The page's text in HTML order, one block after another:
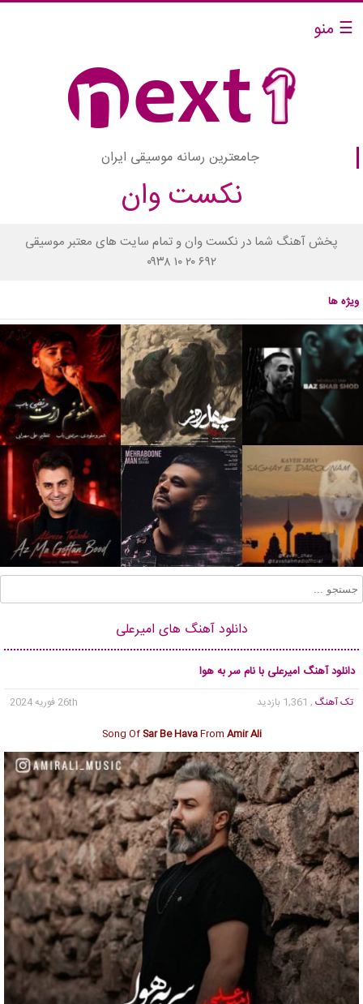
☰ منو
جامعترین رسانه موسیقی ایران
نکست وان
پخش آهنگ شما در نکست وان و تمام سایت های معتبر موسیقی
۰۹۳۸ ۱۰ ۲۰ ۶۹۲
ویژه ها
دانلود آهنگ های امیرعلی
دانلود آهنگ امیرعلی با نام سر به هوا
تک آهنگ , 1,361 بازدید
26th فوریه 2024
Song Of Sar Be HavaFrom Amir Ali